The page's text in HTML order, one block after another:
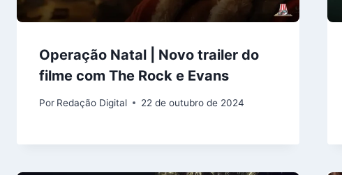
Operação Natal | Novo trailer do
filme com The Rock e Evans
Por Redação Digital 22 de outubro de 2024